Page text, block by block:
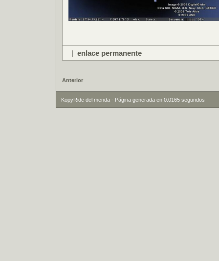
| enlace permanente
Anterior
KopyRide del menda - Página generada en 0.0165 segundos